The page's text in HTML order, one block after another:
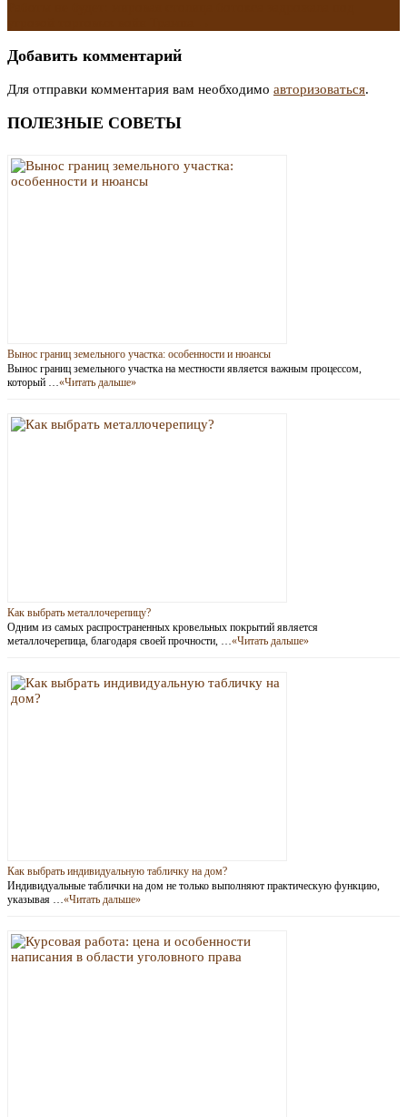
Добавить комментарий
Для отправки комментария вам необходимо авторизоваться.
ПОЛЕЗНЫЕ СОВЕТЫ
Вынос границ земельного участка: особенности и нюансы
Вынос границ земельного участка на местности является важным процессом,
который …«Читать дальше»
Как выбрать металлочерепицу?
Одним из самых распространенных кровельных покрытий является
металлочерепица, благодаря своей прочности, …«Читать дальше»
Как выбрать индивидуальную табличку на дом?
Индивидуальные таблички на дом не только выполняют практическую функцию,
указывая …«Читать дальше»